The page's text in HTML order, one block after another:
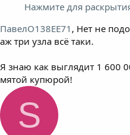
Нажмите для
ПавелО138ЕЕ71 , Нет не
аж три узла всё таки.
Я знаю как выглядит 1 600
мятой купюрой!
S